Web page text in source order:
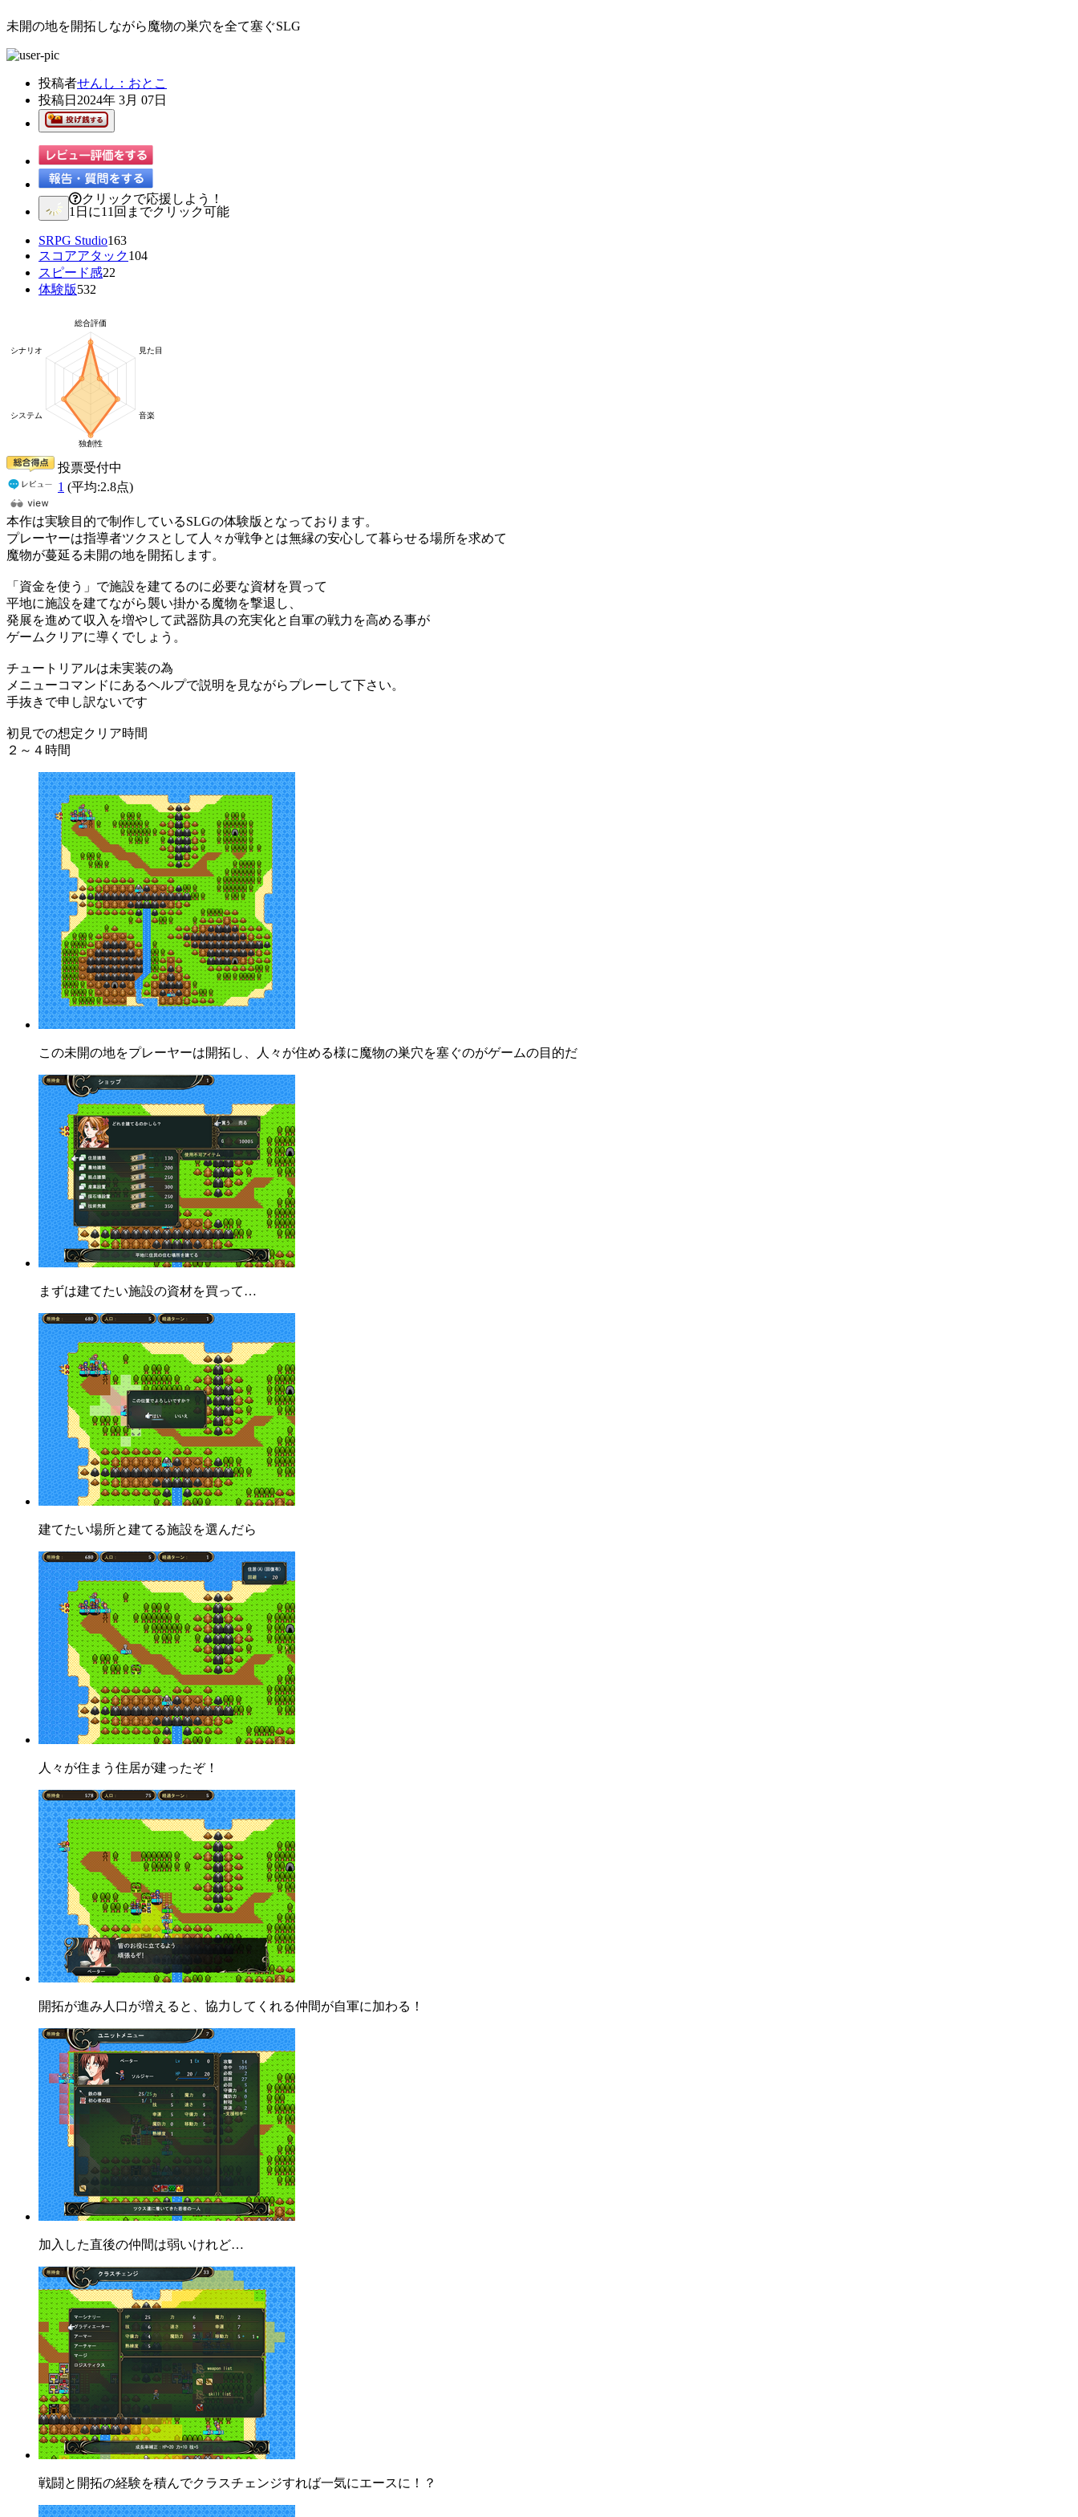
未開の地を開拓しながら魔物の巣穴を全て塞ぐSLG
投稿者せんし：おとこ
投稿日 2024年 3月 07日
クリックで応援しよう！
1日に11回までクリック可能
SRPG Studio163
スコアアタック104
スピード感22
体験版532
投票受付中
1 (平均:2.8点)
本作は実験目的で制作しているSLGの体験版となっております。
プレーヤーは指導者ツクスとして人々が戦争とは無縁の安心して暮らせる場所を求めて
魔物が蔓延る未開の地を開拓します。
「資金を使う」で施設を建てるのに必要な資材を買って
平地に施設を建てながら襲い掛かる魔物を撃退し、
発展を進めて収入を増やして武器防具の充実化と自軍の戦力を高める事が
ゲームクリアに導くでしょう。
チュートリアルは未実装の為
メニューコマンドにあるヘルプで説明を見ながらプレーして下さい。
手抜きで申し訳ないです
初見での想定クリア時間
２～４時間
この未開の地をプレーヤーは開拓し、人々が住める様に魔物の巣穴を塞ぐのがゲームの目的だ
まずは建てたい施設の資材を買って…
建てたい場所と建てる施設を選んだら
人々が住まう住居が建ったぞ！
開拓が進み人口が増えると、協力してくれる仲間が自軍に加わる！
加入した直後の仲間は弱いけれど…
戦闘と開拓の経験を積んでクラスチェンジすれば一気にエースに！？